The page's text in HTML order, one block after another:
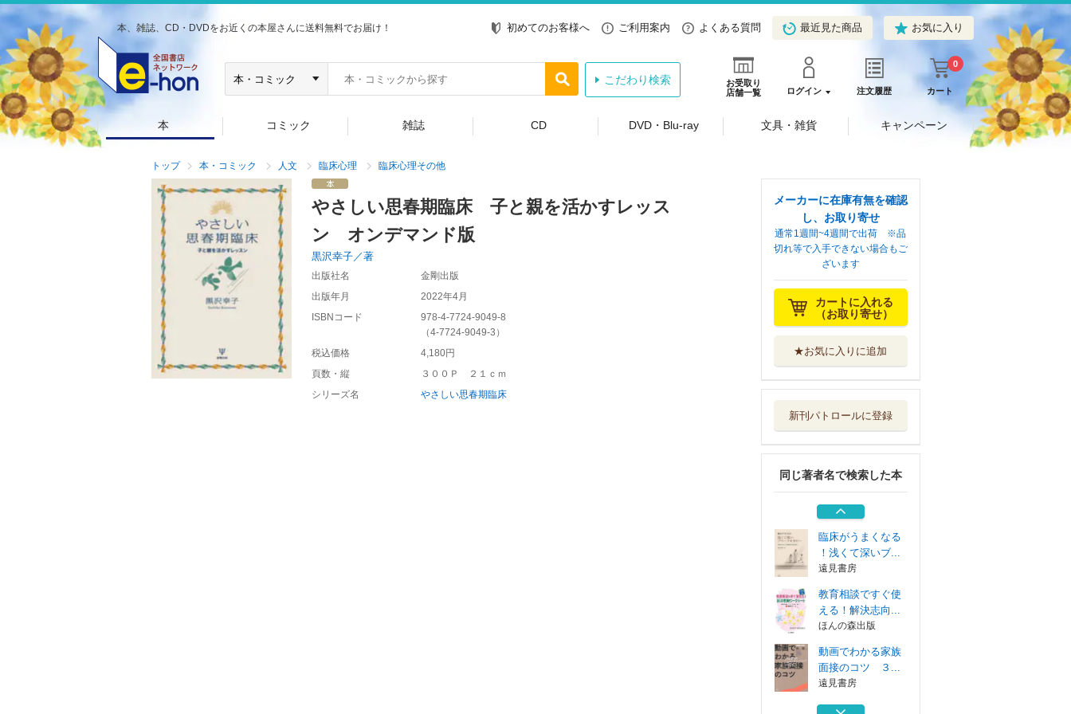
本、雑誌、CD・DVDをお近くの本屋さんに送料無料でお届け！ 初めてのお客様へ ご利用案内 よくある質問 最近見た商品 お気に入り
お受取り
店舗一覧
ログイン 注文履歴 カート
0
こだわり検索
本 コミック 雑誌 CD DVD・Blu-ray 文具・雑貨 キャンペーン
トップ 本・コミック 人文 臨床心理 臨床心理その他
やさしい思春期臨床 子と親を活かすレッス
ン オンデマンド版
黒沢幸子／著
出版社名
金剛出版
出版年月
2022年4月
ISBNコード
978-4-7724-9049-8
（4-7724-9049-3 ）
税込価格
4,180円
頁数・縦
３００Ｐ ２１ｃｍ
シリーズ名
やさしい思春期臨床
メーカーに在庫有無を確認
し、お取り寄せ
通常1週間~4週間で出荷 ※品
切れ等で入手できない場合もご
ざいます
カートに入れる
（お取り寄せ）
★お気に入りに追加
新刊パトロールに登録
同じ著者名で検索した本
動画でわかる家族
面接のコツ ３...
思春期のブリーフ
日本評論社
未来・解決志向ブ
リーフセラピー...
日本評論社
臨床がうまくなる
！浅くて深いブ...
遠見書房
教育相談ですぐ使
える！解決志向...
ほんの森出版
動画でわかる家族
面接のコツ ３...
遠見書房
思春期のブリーフ